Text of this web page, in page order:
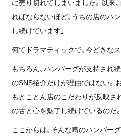
に売り切れてしまいました。以来
ればならないほど、うちの店のハ
し続けています」
何てドラマティックで、今どきな
もちろん、ハンバーグが支持され
のSNS紹介だけが理由ではない。
もとことん店のこだわりが反映さ
の舌と心を魅了し続けているのだ。
ここからは、そんな噂のハンバー